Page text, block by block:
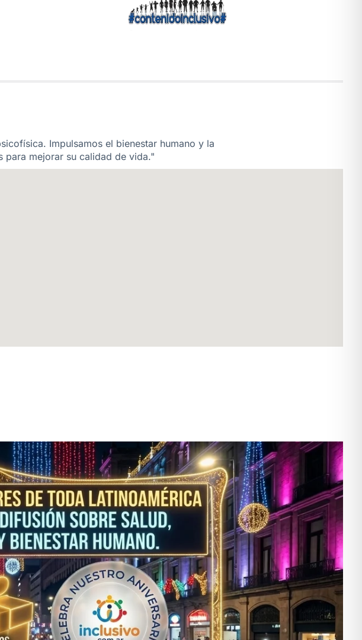
Impulsamos el bienestar humano y la
para mejorar su calidad de vida."